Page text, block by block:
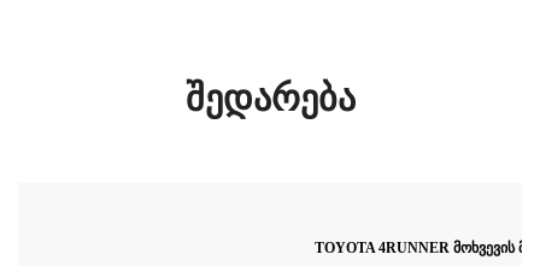
შედარება
TOYOTA 4RUNNER მოხვევის